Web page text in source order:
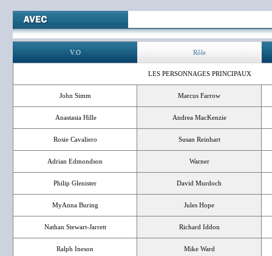
V.O Rôle
LES PERSONNAGES PRINCIPAUX
John Simm Marcus Farrow
Anastasia Hille Andrea MacKenzie
Rosie Cavaliero Susan Reinhart
Adrian Edmondson Warner
Philip Glenister David Murdoch
MyAnna Buring Jules Hope
Nathan Stewart-Jarrett Richard Iddon
Ralph Ineson Mike Ward